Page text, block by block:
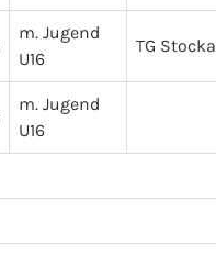
m. Jugend
U16
TG
m. Jugend
U16